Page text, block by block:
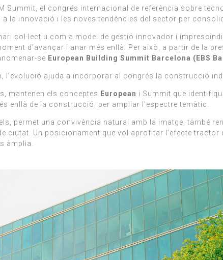
Summit, el congrés internacional de referència sobre
a la innovació i les noves tendències del sector per
col·lectiu com a model de gestió innovador i
d’avançar i anar més enllà. Per això, a partir de la
se European Building Summit Barcelona (EBS
l’evolució ajuda a incorporar al congrés la construcció
mantenen els conceptes European i Summit que
enllà de la construcció, per ampliar l’espectre temàtic.
permet una convivència natural amb la imatge, també
ciutat. Un posicionament que vol aprofitar l’efecte tractor
àmplia.